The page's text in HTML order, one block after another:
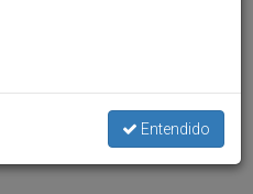
Entendido